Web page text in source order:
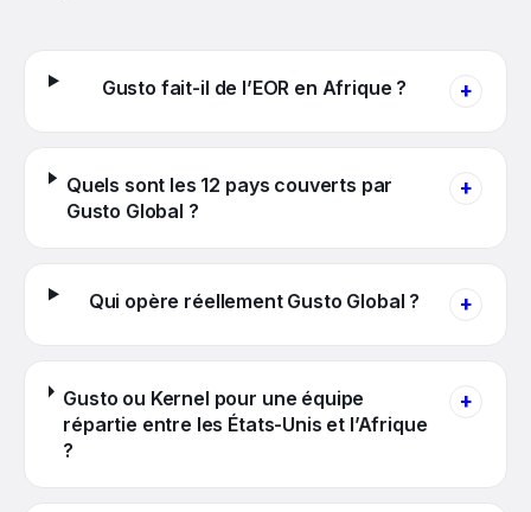
Gusto fait-il de l’EOR en Afrique ? +
Quels sont les 12 pays couverts par
Gusto Global ?
+
Qui opère réellement Gusto Global ? +
Gusto ou Kernel pour une équipe
répartie entre les États-Unis et l’Afrique
?
+